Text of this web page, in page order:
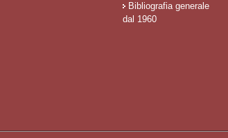
Bibliografia generale
dal 1960